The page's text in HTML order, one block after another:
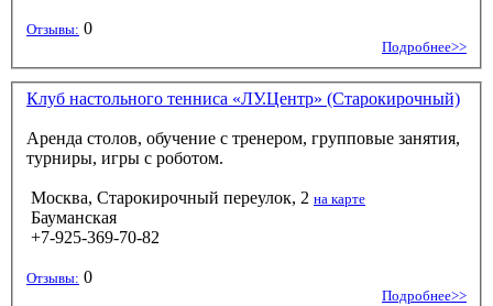
Отзывы: 0
Подробнее>>
Клуб настольного тенниса «ЛУ.Центр» (Старокирочный)
Аренда столов, обучение с тренером, групповые занятия,
турниры, игры с роботом.
Москва, Старокирочный переулок, 2 на карте
Бауманская
+7-925-369-70-82
Отзывы: 0
Подробнее>>